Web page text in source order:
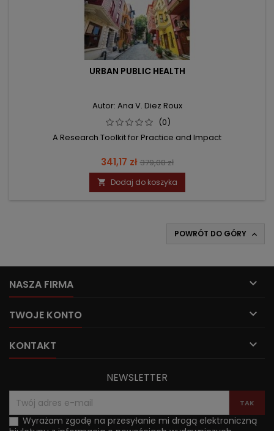
URBAN PUBLIC HEALTH
Autor: Ana V. Diez Roux
(0)
A Research Toolkit for Practice and Impact
Cena
341,17 zł Cena
podstawowa
379,08 zł
 Dodaj do koszyka
POWRÓT DO GÓRY 
NASZA FIRMA 
TWOJE KONTO 
KONTAKT 
NEWSLETTER
Wyrażam zgodę na przesyłanie mi drogą elektroniczną